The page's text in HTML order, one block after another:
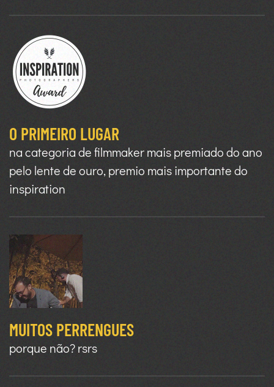
O PRIMEIRO LUGAR
na categoria de filmmaker mais premiado do ano
pelo lente de ouro, premio mais importante do
inspiration
MUITOS PERRENGUES
porque não? rsrs